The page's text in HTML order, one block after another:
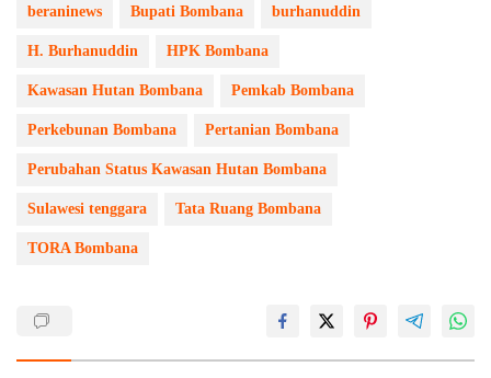
beraninews Bupati Bombana burhanuddin
H. Burhanuddin HPK Bombana
Kawasan Hutan Bombana Pemkab Bombana
Perkebunan Bombana Pertanian Bombana
Perubahan Status Kawasan Hutan Bombana
Sulawesi tenggara Tata Ruang Bombana
TORA Bombana